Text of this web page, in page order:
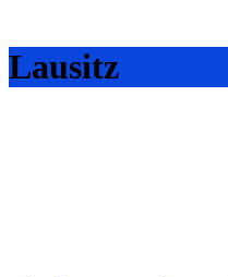
Lausitz